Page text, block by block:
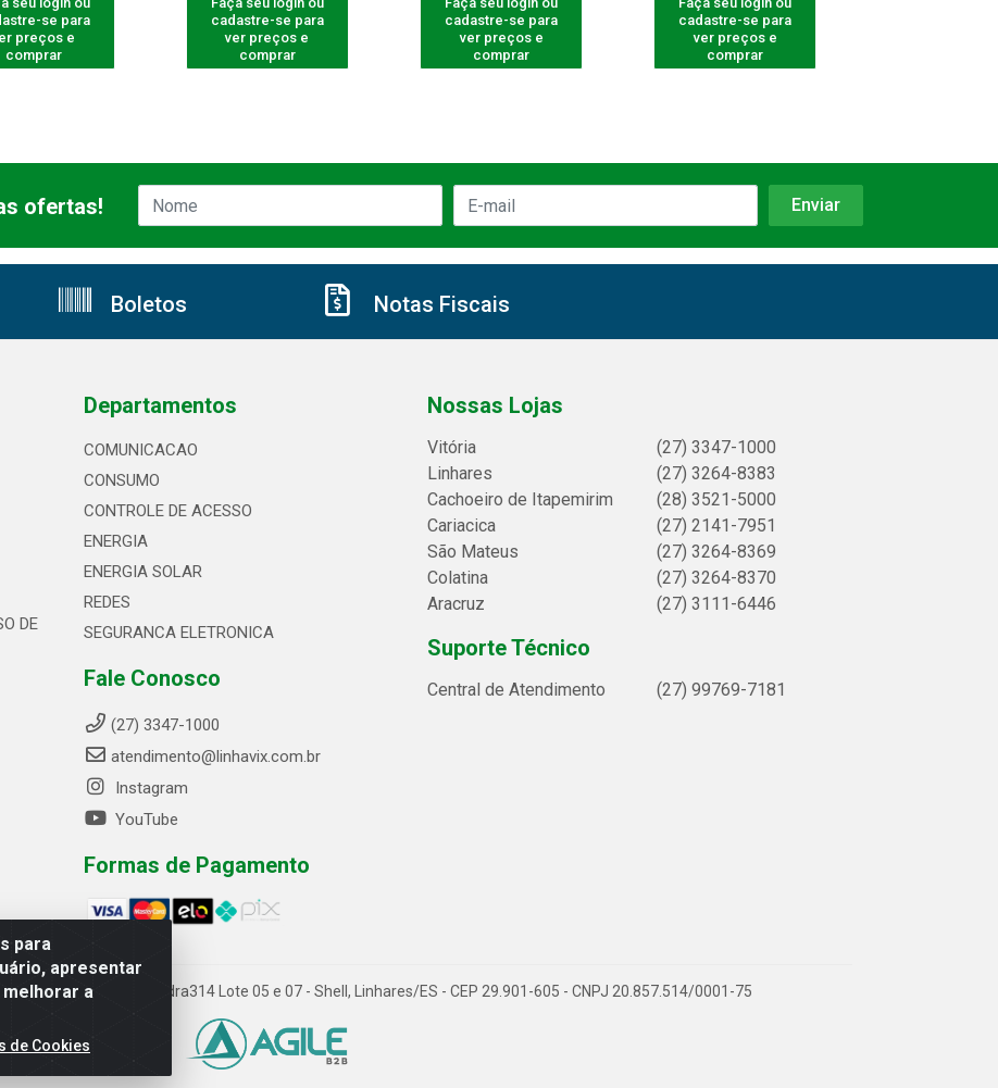
se para
preços e
comprar
cadastre-se para
ver preços e
comprar
cadastre-se para
ver preços e
comprar
cadastre-se para
ver preços e
comprar
para
apresentar
a
de Cookies
ofertas!
Boletos Notas Fiscais
DE
Departamentos
COMUNICACAO
CONSUMO
CONTROLE DE ACESSO
ENERGIA
ENERGIA SOLAR
REDES
SEGURANCA ELETRONICA
Fale Conosco
(27) 3347-1000
atendimento@linhavix.com.br
Instagram
YouTube
Formas de Pagamento
Nossas Lojas
Vitória
(27) 3347-1000
Linhares
(27) 3264-8383
Cachoeiro de Itapemirim
(28) 3521-5000
Cariacica
(27) 2141-7951
São Mateus
(27) 3264-8369
Colatina
(27) 3264-8370
Aracruz
(27) 3111-6446
Suporte Técnico
Central de Atendimento (27) 99769-7181
Alegre, 2521 - Quadra314 Lote 05 e 07 - Shell, Linhares/ES - CEP 29.901-605 - CNPJ 20.857.514/0001-75